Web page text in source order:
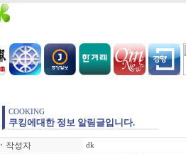
COOKING
쿠킹에대한 정보 알림글입니다.
ㆍ 작성자 dk